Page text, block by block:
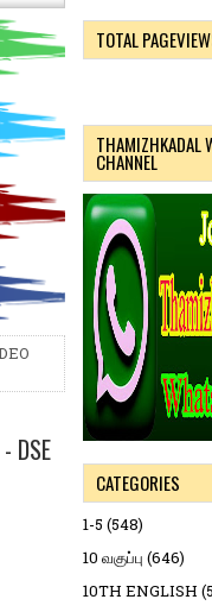
TOTAL
THAMIZHKADAL
CHANNEL
CATEGORIES
1-5 (548)
10 வகுப்பு (646)
10TH ENGLISH